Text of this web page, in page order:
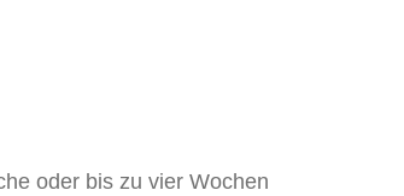
oder bis zu vier Wochen